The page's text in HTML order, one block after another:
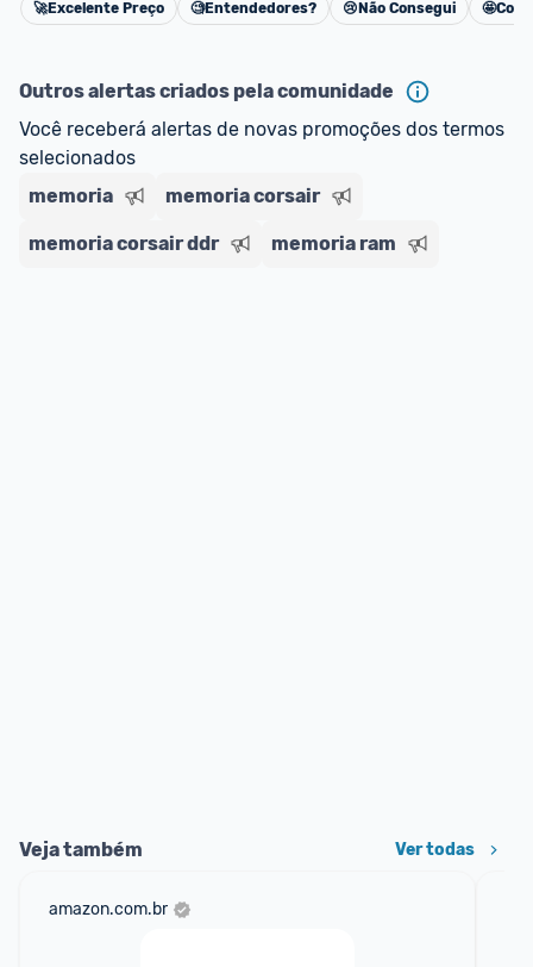
Cancelar
🚀Excelente Preço 🧐Entendedores? 😢 Não Consegui 🤩
Outros alertas criados pela comunidade
Você receberá alertas de novas promoções dos termos
selecionados
memoria
memoria corsair
memoria corsair ddr memoria ram
Veja também Ver todas
amazon.com.br